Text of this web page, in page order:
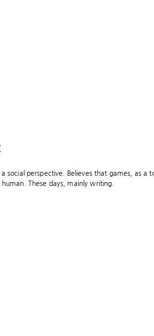
social perspective. Believes that games, as
These days, mainly writing.